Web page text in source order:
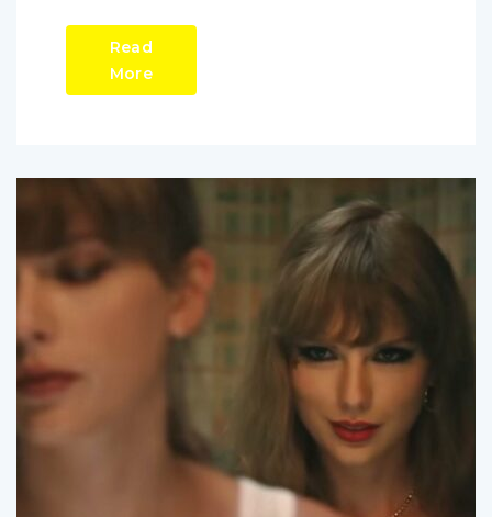
Read
More